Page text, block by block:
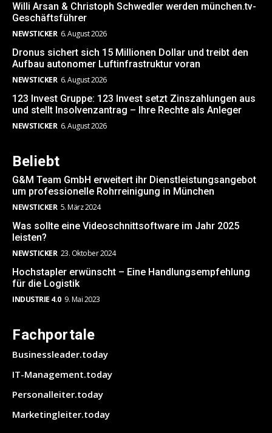
Willi Arsan & Christoph Schwedler werden münchen.tv-
Geschäftsführer
NEWSTICKER 6. August 2026
Dronus sichert sich 15 Millionen Dollar und treibt den
Aufbau autonomer Luftinfrastruktur voran
NEWSTICKER 6. August 2026
123 Invest Gruppe: 123 Invest setzt Zinszahlungen aus
und stellt Insolvenzantrag – Ihre Rechte als Anleger
NEWSTICKER 6. August 2026
Beliebt
G&M Team GmbH erweitert ihr Dienstleistungsangebot
um professionelle Rohrreinigung in München
NEWSTICKER 5. März 2024
Was sollte eine Videoschnittsoftware im Jahr 2025
leisten?
NEWSTICKER 23. Oktober 2024
Hochstapler erwünscht – Eine Handlungsempfehlung
für die Logistik
INDUSTRIE 4.0 9. Mai 2023
Fachportale
Businessleader.today
IT-Management.today
Personalleiter.today
Marketingleiter.today